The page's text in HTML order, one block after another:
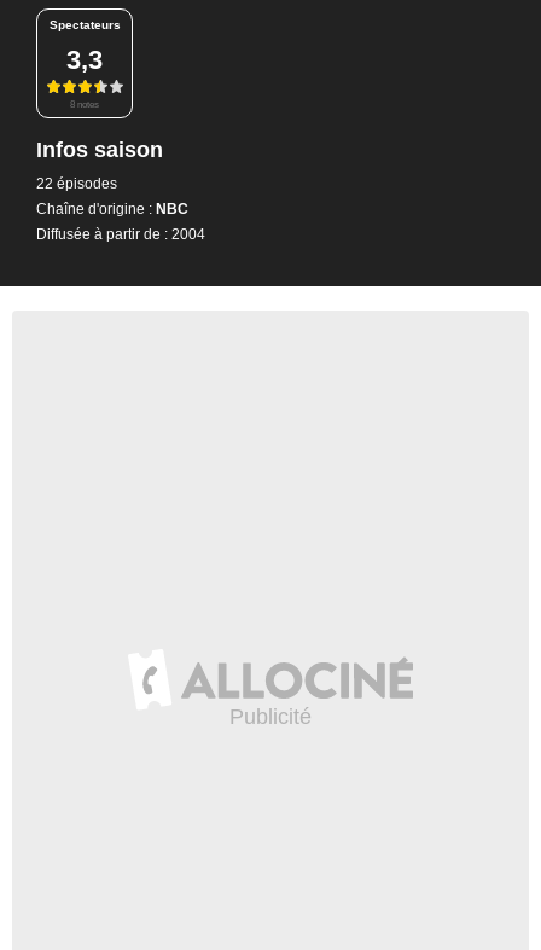
Spectateurs
3,3
8 notes
Infos saison
22 épisodes
Chaîne d'origine : NBC
Diffusée à partir de : 2004